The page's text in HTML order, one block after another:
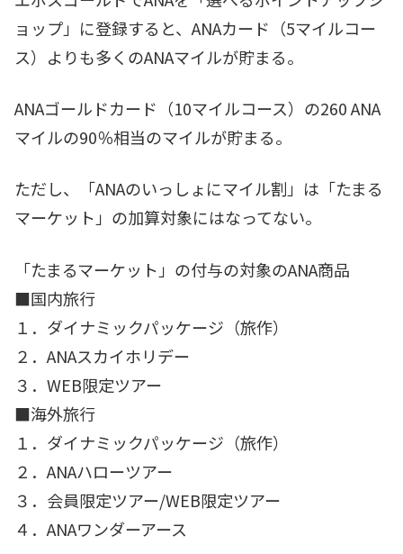
ョップ」に登録すると、ANAカード（5マイルコー
ス）よりも多くのANAマイルが貯まる。
ANAゴールドカード（10マイルコース）の260 ANA
マイルの90％相当のマイルが貯まる。
ただし、「ANAのいっしょにマイル割」は「たまる
マーケット」の加算対象にはなってない。
「たまるマーケット」の付与の対象のANA商品
■国内旅行
１．ダイナミックパッケージ（旅作）
２．ANAスカイホリデー
３．WEB限定ツアー
■海外旅行
１．ダイナミックパッケージ（旅作）
２．ANAハローツアー
３．会員限定ツアー/WEB限定ツアー
４．ANAワンダーアース